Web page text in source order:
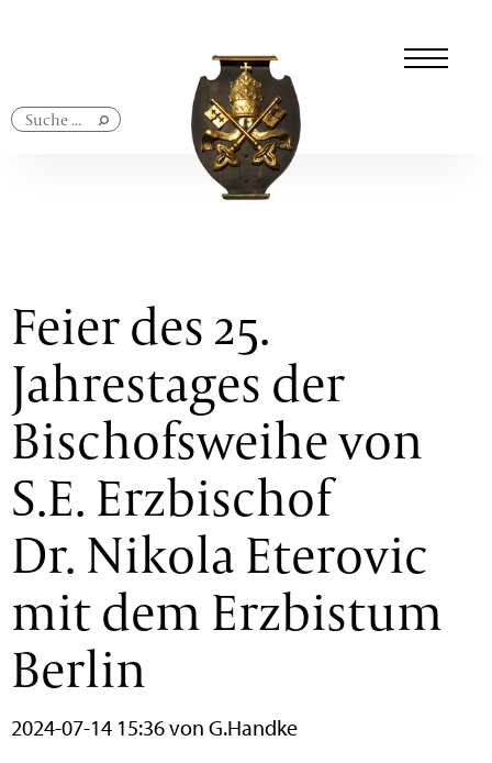
Feier des 25.
Jahrestages der
Bischofsweihe von
S.E. Erzbischof
Dr. Nikola Eterovic
mit dem Erzbistum
Berlin
2024-07-14 15:36von G.Handke